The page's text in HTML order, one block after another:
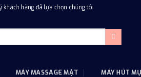
khách hàng đã lựa chọn chúng tôi
MÁY MASSAGE MẶT MÁY HÚT